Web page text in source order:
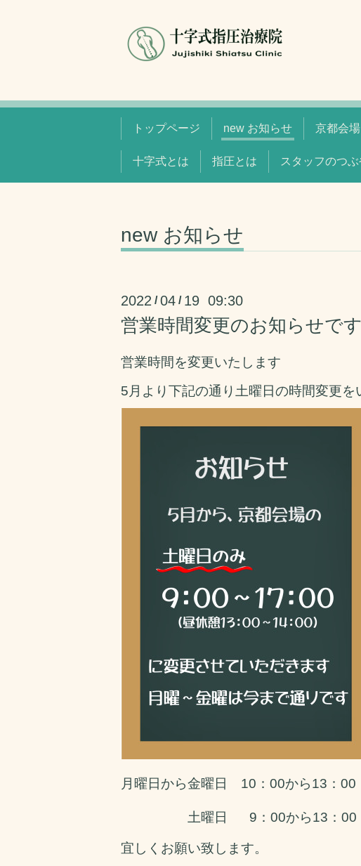
トップページ new お知らせ 京都会場
十字式とは 指圧とは スタッフのつぶ
new お知らせ
2022 /04 / 19 09:30
営業時間変更のお知らせです
営業時間を変更いたします
5月より下記の通り土曜日の時間変更を
月曜日から金曜日 10：00から13：
土曜日 9 ：00から13：
宜しくお願い致します。